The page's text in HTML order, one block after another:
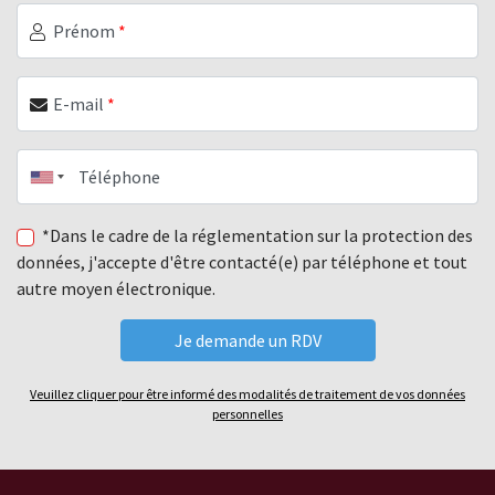
Prénom *
E-mail *
Téléphone
*Dans le cadre de la réglementation sur la protection des
données, j'accepte d'être contacté(e) par téléphone et tout
autre moyen électronique.
Veuillez cliquer pour être informé des modalités de traitement de vos données
personnelles